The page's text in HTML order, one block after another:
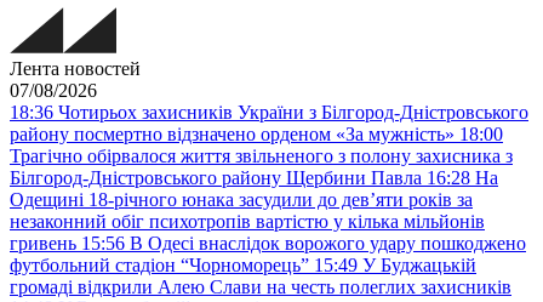
Лента новостей
07/08/2026
18:36 Чотирьох захисників України з Білгород-Дністровського
району посмертно відзначено орденом «За мужність» 18:00
Трагічно обірвалося життя звільненого з полону захисника з
Білгород-Дністровського району Щербини Павла 16:28 На
Одещині 18-річного юнака засудили до дев’яти років за
незаконний обіг психотропів вартістю у кілька мільйонів
гривень 15:56 В Одесі внаслідок ворожого удару пошкоджено
футбольний стадіон “Чорноморець” 15:49 У Буджацькій
громаді відкрили Алею Слави на честь полеглих захисників